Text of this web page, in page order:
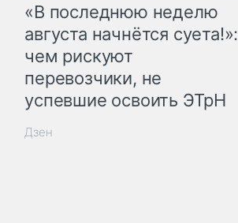
«В последнюю неделю
августа начнётся суета!»:
чем рискуют
перевозчики, не
успевшие освоить ЭТрН
Дзен